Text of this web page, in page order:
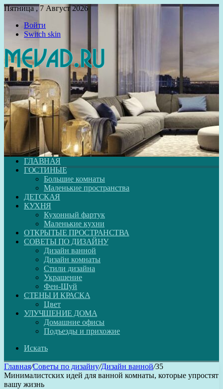
Пятница , 7 Август 2026
Войти
Switch skin
ГЛАВНАЯ
ГОСТИНЫЕ
Большие комнаты
Маленькие пространства
ДЕТСКАЯ
КУХНЯ
Кухонный фартук
Маленькие кухни
ОТКРЫТЫЕ ПРОСТРАНСТВА
СОВЕТЫ ПО ДИЗАЙНУ
Дизайн ванной
Дизайн комнаты
Стили дизайна
Украшение
Фен-Шуй
СТЕНЫ И КРАСКА
Цвет
УЛУЧШЕНИЕ ДОМА
Домашние офисы
Подъезды и прихожие
Искать
Главная/Советы по дизайну/Дизайн ванной/35
Минималистских идей для ванной комнаты, которые упростят
вашу жизнь